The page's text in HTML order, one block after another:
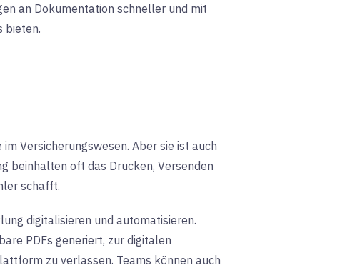
an Dokumentation schneller und mit
bieten.
Versicherungswesen. Aber sie ist auch
beinhalten oft das Drucken, Versenden
schafft.
digitalisieren und automatisieren.
PDFs generiert, zur digitalen
zu verlassen. Teams können auch